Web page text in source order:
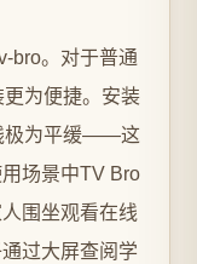
bro。对于普通
为便捷。安装
极为平缓——这
场景中TV Bro
围坐观看在线
过大屏查阅学